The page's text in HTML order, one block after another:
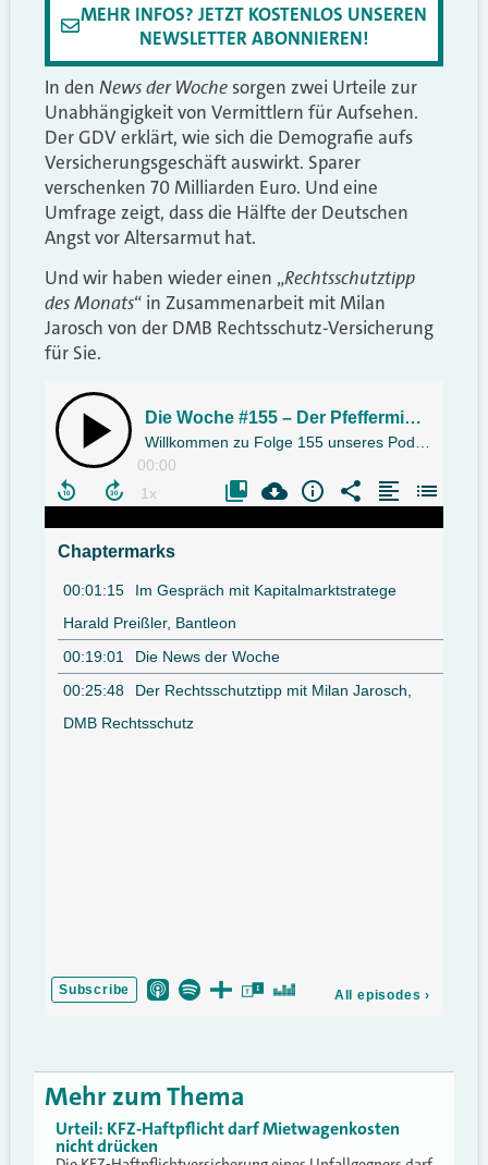
MEHR INFOS? JETZT KOSTENLOS UNSEREN
NEWSLETTER ABONNIEREN!
In den News der Woche sorgen zwei Urteile zur
Unabhängigkeit von Vermittlern für Aufsehen.
Der GDV erklärt, wie sich die Demografie aufs
Versicherungsgeschäft auswirkt. Sparer
verschenken 70 Milliarden Euro. Und eine
Umfrage zeigt, dass die Hälfte der Deutschen
Angst vor Altersarmut hat.
Und wir haben wieder einen „Rechtsschutztipp
des Monats“ in Zusammenarbeit mit Milan
Jarosch von der DMB Rechtsschutz-Versicherung
für Sie.
Mehr zum Thema
Urteil: KFZ-Haftpflicht darf Mietwagenkosten
nicht drücken